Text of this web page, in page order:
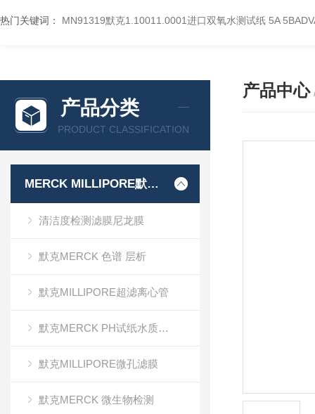
热门关键词： MN91319默克1.10011.0001进口双氧水测试纸 5A
产品分类
PRODUCT CLASSIFICATION
MERCK MILLIPORE默克密理博产品
清洁度检测滤膜尼龙膜
默克MERCK 色谱 层析
默克MILLIPORE超滤离心管
默克MERCK PH试纸水质分析
默克MILLIPORE微孔滤膜
默克MERCK 微生物检测
产品中心